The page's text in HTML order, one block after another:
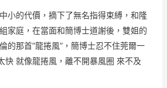
小的代價，摘下了無名指得束縛，和隆
家庭，在當面和簡博士道謝後，雙姐的
的那首”龍捲風”，簡博士忍不住莞爾一
就像龍捲風，離不開暴風圈 來不及